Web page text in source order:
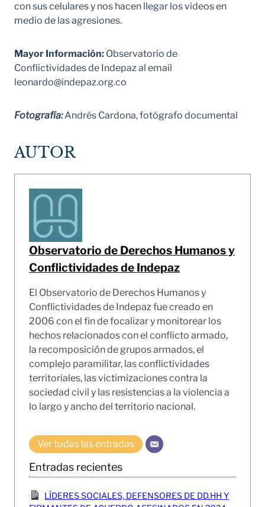
con sus celulares y nos hacen llegar los videos en
medio de las agresiones.
Mayor Información: Observatorio de
Conflictividades de Indepaz al email
leonardo@indepaz.org.co
Fotografía:Andrés Cardona, fotógrafo documental
AUTOR
Observatorio de Derechos Humanos y
Conflictividades de Indepaz
El Observatorio de Derechos Humanos y
Conflictividades de Indepaz fue creado en
2006 con el fin de focalizar y monitorear los
hechos relacionados con el conflicto armado,
la recomposición de grupos armados, el
complejo paramilitar, las conflictividades
territoriales, las victimizaciones contra la
sociedad civil y las resistencias a la violencia a
lo largo y ancho del territorio nacional.
Ver todas las entradas
Entradas recientes
LÍDERES SOCIALES, DEFENSORES DE DD.HH Y